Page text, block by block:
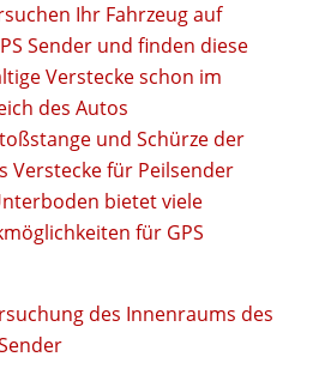
Ihr Fahrzeug auf
Sender und finden diese
Verstecke schon im
des Autos
und Schürze der
Verstecke für Peilsender
bietet viele
für GPS
des Innenraums des